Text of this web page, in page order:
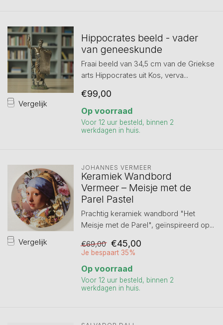
Vergelijk
Hippocrates beeld - vader
van geneeskunde
Fraai beeld van 34,5 cm van de Griekse
arts Hippocrates uit Kos, verva...
€99,00
Op voorraad
Voor 12 uur besteld, binnen 2
werkdagen in huis.
Vergelijk
JOHANNES VERMEER
Keramiek Wandbord
Vermeer – Meisje met de
Parel Pastel
Prachtig keramiek wandbord "Het
Meisje met de Parel", geïnspireerd op...
€69,00 €45,00
Je bespaart 35%
Op voorraad
Voor 12 uur besteld, binnen 2
werkdagen in huis.